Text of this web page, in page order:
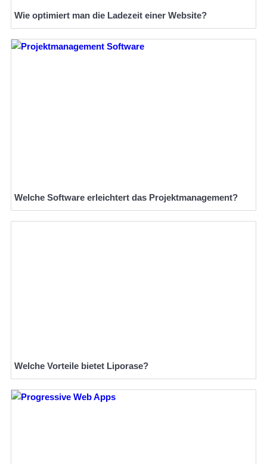
Wie optimiert man die Ladezeit einer Website?
Welche Software erleichtert das Projektmanagement?
Welche Vorteile bietet Liporase?